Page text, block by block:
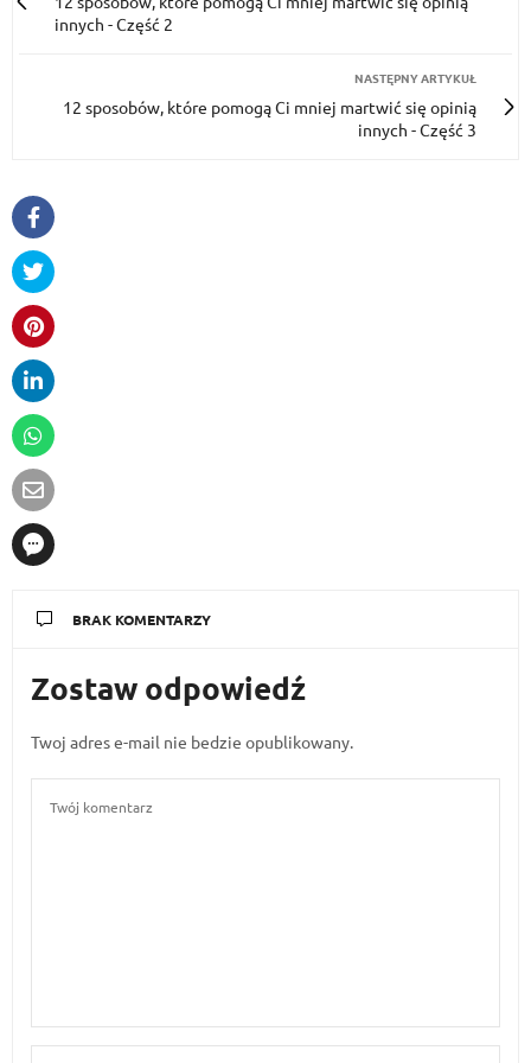
innych - Część 2
NASTĘPNY ARTYKUŁ
12 sposobów, które pomogą Ci mniej martwić się opinią
innych - Część 3
BRAK KOMENTARZY
Zostaw odpowiedź
Twoj adres e-mail nie bedzie opublikowany.